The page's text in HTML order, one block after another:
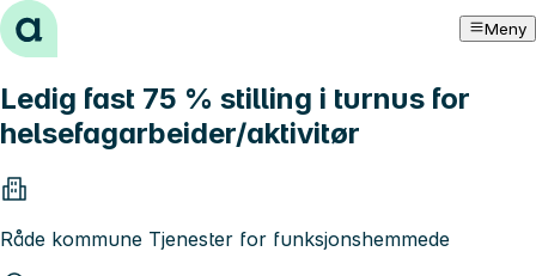
Hopp til innhold Meny
Ledig fast 75 % stilling i turnus for
helsefagarbeider/aktivitør
Råde kommune Tjenester for funksjonshemmede